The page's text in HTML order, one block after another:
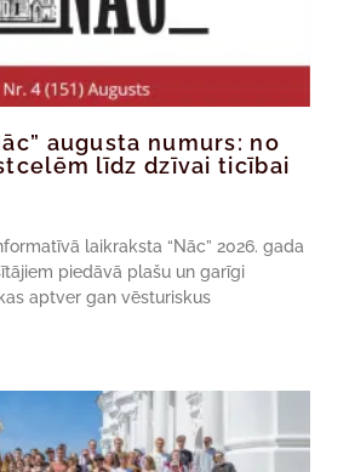
augusta numurs: no
līdz dzīvai ticībai
laikraksta “Nāc” 2026. gada
piedāvā plašu un garīgi
aptver gan vēsturiskus